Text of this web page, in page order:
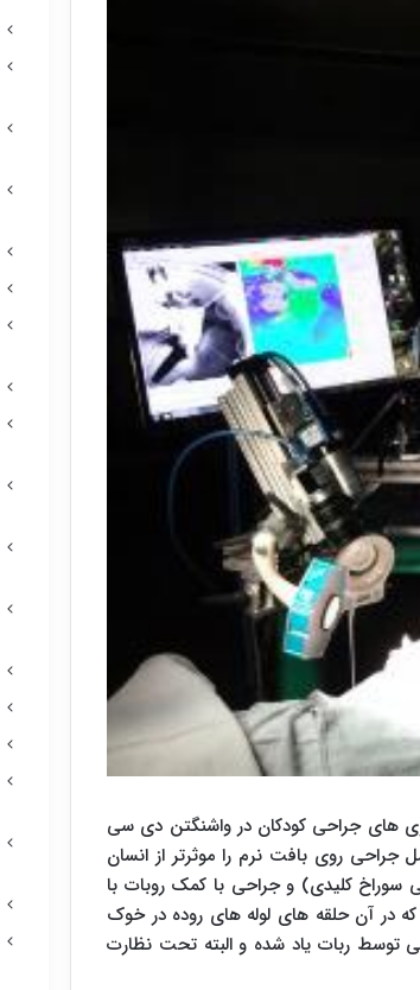
های جراحی کودکان در واشنگتن دی سی
جراحی روی بافت نرم را موثرتر از انسان
سوراخ کلیدی) و جراحی با کمک روبات با
در آن حلقه های لوله های روده در خوک
توسط ربات یاد شده و البته تحت نظارت